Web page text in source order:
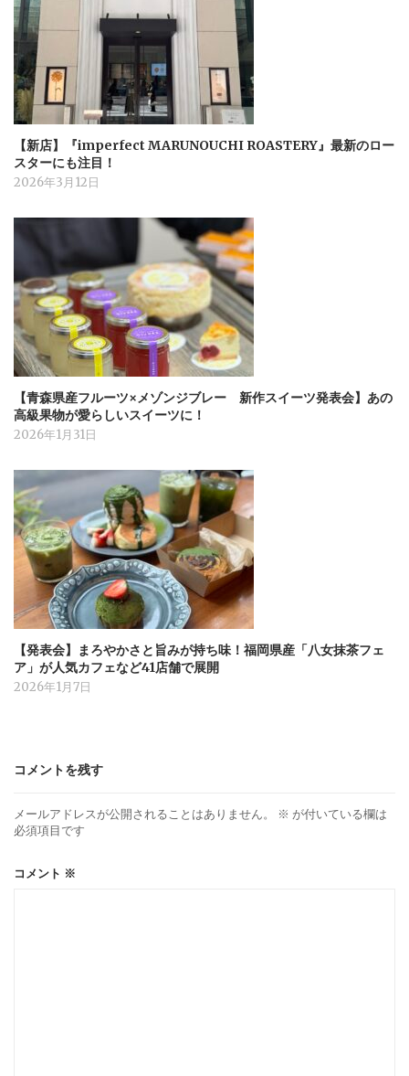
【新店】『imperfect MARUNOUCHI ROASTERY』最新のロー
スターにも注目！
2026年3月12日
【青森県産フルーツ×メゾンジブレー 新作スイーツ発表会】あの
高級果物が愛らしいスイーツに！
2026年1月31日
【発表会】まろやかさと旨みが持ち味！福岡県産「八女抹茶フェ
ア」が人気カフェなど41店舗で展開
2026年1月7日
コメントを残す
メールアドレスが公開されることはありません。 ※ が付いている欄は
必須項目です
コメント ※